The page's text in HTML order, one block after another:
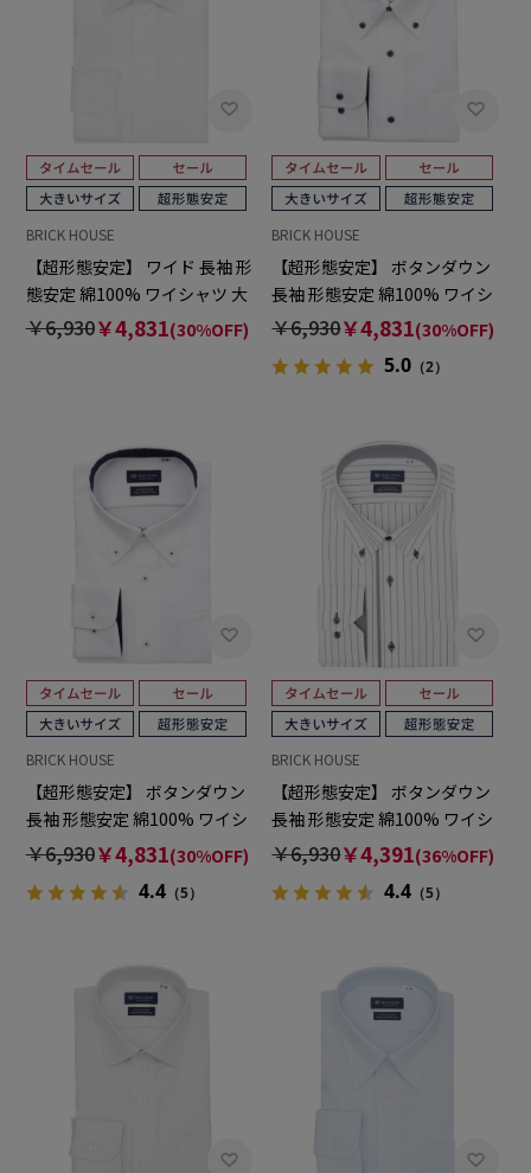
BRICK HOUSE
【超形態安定】 ワイド 長袖 形
態安定 綿100% ワイシャツ 大
きいサイズ
￥6,930￥4,831(30%OFF)
BRICK HOUSE
【超形態安定】 ボタンダウン
長袖 形態安定 綿100% ワイシ
ャツ 大きいサイズ
￥6,930￥4,831(30%OFF)
5.0 （2）
BRICK HOUSE
【超形態安定】 ボタンダウン
長袖 形態安定 綿100% ワイシ
ャツ 大きいサイズ
￥6,930￥4,831(30%OFF)
4.4（5）
BRICK HOUSE
【超形態安定】 ボタンダウン
長袖 形態安定 綿100% ワイシ
ャツ 大きいサイズ
￥6,930￥4,391(36%OFF)
4.4 （5）